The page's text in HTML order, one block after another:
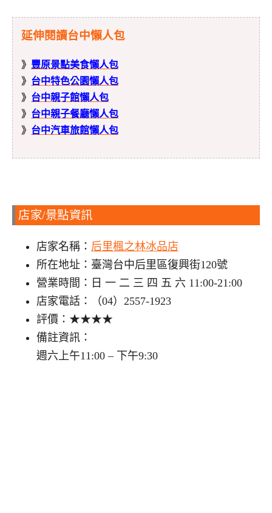
延伸閱讀台中懶人包
》 豐原景點美食懶人包
》 台中特色公園懶人包
》 台中親子館懶人包
》 台中親子餐廳懶人包
》 台中汽車旅館懶人包
店家/景點資訊
店家名稱： 后里楓之林冰品店
所在地址：臺灣台中后里區復興街120號
營業時間：日 一 二 三 四 五 六 11:00-21:00
店家電話：（04）2557-1923
評價：★★★★
備註資訊：
週六上午11:00 – 下午9:30